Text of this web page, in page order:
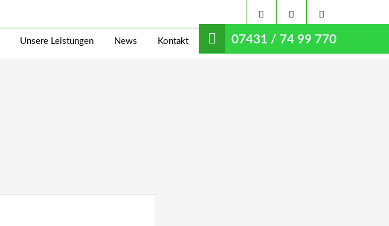
07431 / 74 99 770
Unsere Leistungen News Kontakt